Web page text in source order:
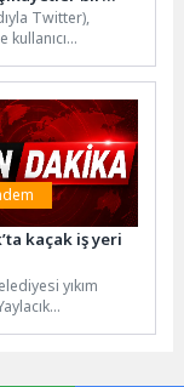
452 arttı
Twitter),
kullanıcı
verilerine göre
yönelik...
kaçak iş yeri
yıkım